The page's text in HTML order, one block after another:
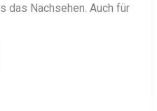
das Nachsehen. Auch für